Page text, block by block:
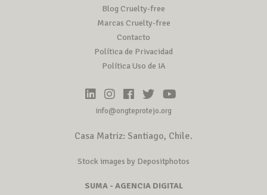
Blog Cruelty-free
Marcas Cruelty-free
Contacto
Política de Privacidad
Política Uso de IA
info@ongteprotejo.org
Casa Matriz: Santiago, Chile.
Stock images by Depositphotos
SUMA - AGENCIA DIGITAL